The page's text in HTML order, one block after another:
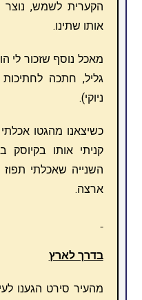
הקערית לשמש, נוצר
אותו שתינו.
מאכל נוסף שזכור לי
גליל, חתכה
ניוקי).
כשיצאנו מהגטו
קניתי אותו בקיוסק
השנייה שאכלתי
ארצה.
בדרך לארץ